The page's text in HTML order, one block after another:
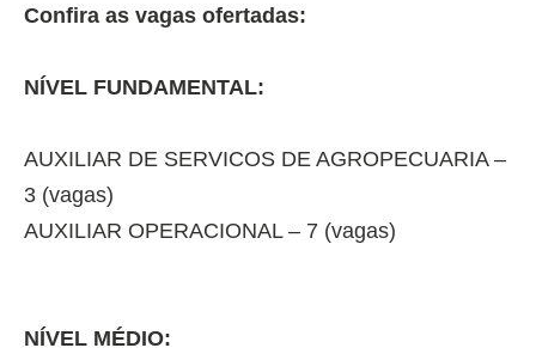
Confira as vagas ofertadas:
NÍVEL FUNDAMENTAL:
AUXILIAR DE SERVICOS DE AGROPECUARIA –
3 (vagas)
AUXILIAR OPERACIONAL – 7 (vagas)
NÍVEL MÉDIO: